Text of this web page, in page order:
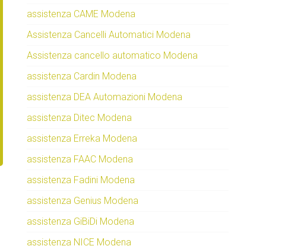
assistenza CAME Modena
Assistenza Cancelli Automatici Modena
Assistenza cancello automatico Modena
assistenza Cardin Modena
assistenza DEA Automazioni Modena
assistenza Ditec Modena
assistenza Erreka Modena
assistenza FAAC Modena
assistenza Fadini Modena
assistenza Genius Modena
assistenza GiBiDi Modena
assistenza NICE Modena